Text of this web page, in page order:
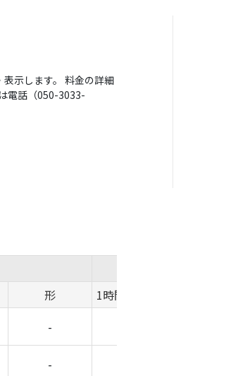
示します。 料金の詳細
電話（050-3033-
形 1時間料金(円)
-
-